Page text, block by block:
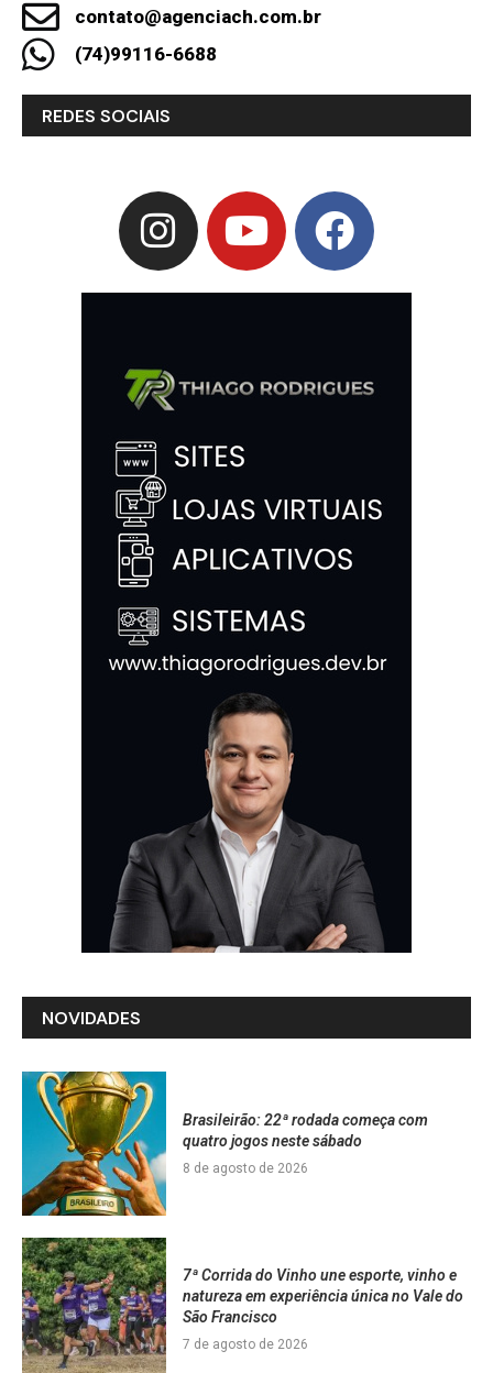
contato@agenciach.com.br
(74)99116-6688
REDES SOCIAIS
NOVIDADES
Brasileirão: 22ª rodada começa com
quatro jogos neste sábado
8 de agosto de 2026
7ª Corrida do Vinho une esporte, vinho e
natureza em experiência única no Vale do
São Francisco
7 de agosto de 2026